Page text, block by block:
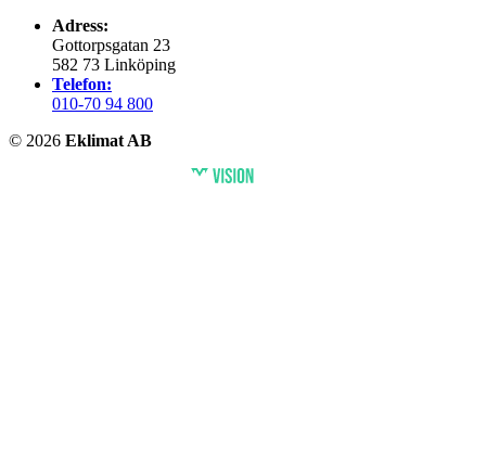
Adress:
Gottorpsgatan 23
582 73 Linköping
Telefon:
010-70 94 800
© 2026 Eklimat AB